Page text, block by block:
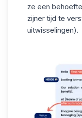
ze een
zijner tijd te
uitwisselingen).